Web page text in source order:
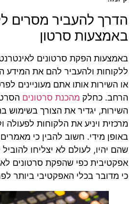
הדרך להעביר מסרים
באמצעות סרטון
באמצעות הפקת סרטונים
ללקוחות ולהעביר להם את המידע
או השירות אותו אתם מעוניינים
הרחב. כחלק מהכנת סרטונים
השירות, יגדיר את הצורך בשימוש
מרכזית ויניע את הלקוחות לפעולה
באופן מידי. חשוב להבין כי
שהם יהיו, לעולם לא יצליחו
אפקטיבית כפי שהפקת סרטונים
כי מדובר בכלי האפקטיבי ביותר